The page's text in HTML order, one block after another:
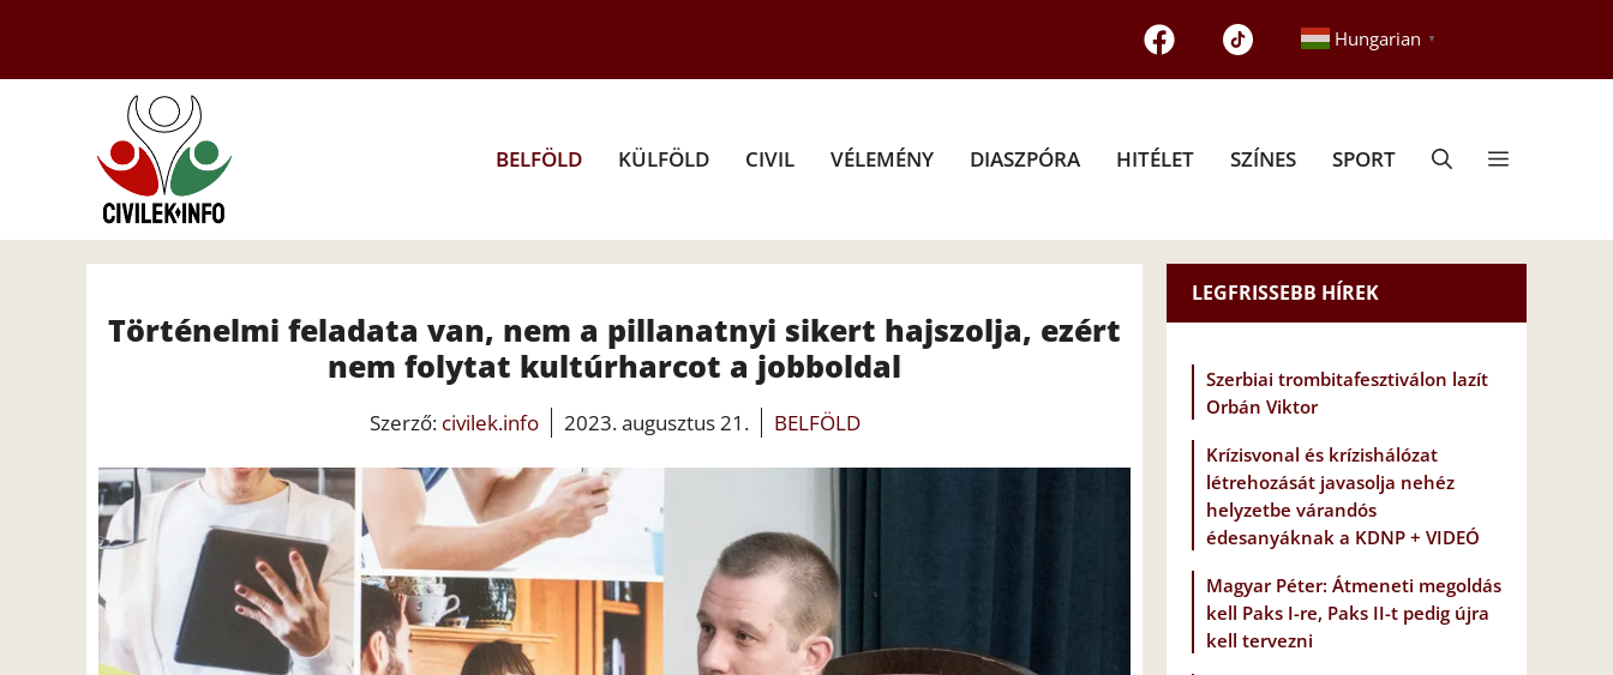
tartalomba
Hungarian ▼
BELFÖLD KÜLFÖLD CIVIL VÉLEMÉNY DIASZPÓRA HITÉLET SZÍNES SPORT
Történelmi feladata van, nem a pillanatnyi sikert hajszolja, ezért
nem folytat kultúrharcot a jobboldal
Szerző: civilek.info 2023. augusztus 21. BELFÖLD
LEGFRISSEBB HÍREK
Szerbiai trombitafesztiválon lazít
Orbán Viktor
Krízisvonal és krízishálózat
létrehozását javasolja nehéz
helyzetbe várandós
édesanyáknak a KDNP + VIDEÓ
Magyar Péter: Átmeneti megoldás
kell Paks I-re, Paks II-t pedig újra
kell tervezni